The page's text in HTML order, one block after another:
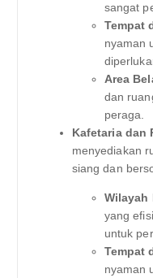
sangat
Tempat
nyaman
Area
dan
peraga.
Kafetaria dan
menyediakan
siang dan
Wilayah
yang
untuk
Tempat
nyaman